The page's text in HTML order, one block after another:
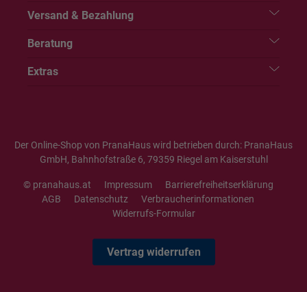
Versand & Bezahlung
Beratung
Extras
Der Online-Shop von PranaHaus wird betrieben durch: PranaHaus
GmbH, Bahnhofstraße 6, 79359 Riegel am Kaiserstuhl
© pranahaus.at Impressum
Barrierefreiheitserklärung
AGB
Datenschutz
Verbraucherinformationen
Widerrufs-Formular
Vertrag widerrufen